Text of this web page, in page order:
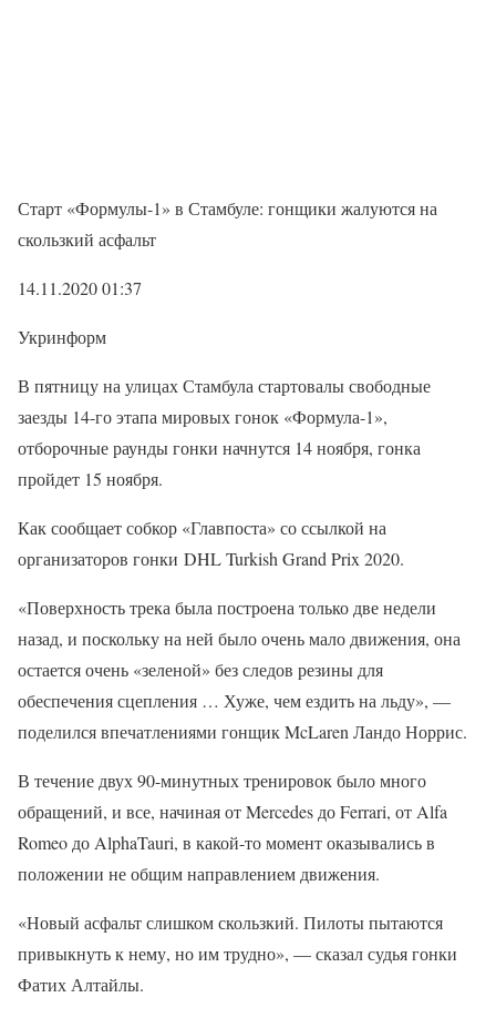
Старт «Формулы-1» в Стамбуле: гонщики жалуются на
скользкий асфальт
14.11.2020 01:37
Укринформ
В пятницу на улицах Стамбула стартовалы свободные
заезды 14-го этапа мировых гонок «Формула-1»,
отборочные раунды гонки начнутся 14 ноября, гонка
пройдет 15 ноября.
Как сообщает собкор «Главпоста» со ссылкой на
организаторов гонки DHL Turkish Grand Prix 2020.
«Поверхность трека была построена только две недели
назад, и поскольку на ней было очень мало движения, она
остается очень «зеленой» без следов резины для
обеспечения сцепления … Хуже, чем ездить на льду», —
поделился впечатлениями гонщик McLaren Ландо Норрис.
В течение двух 90-минутных тренировок было много
обращений, и все, начиная от Mercedes до Ferrari, от Alfa
Romeo до AlphaTauri, в какой-то момент оказывались в
положении не общим направлением движения.
«Новый асфальт слишком скользкий. Пилоты пытаются
привыкнуть к нему, но им трудно», — сказал судья гонки
Фатих Алтайлы.